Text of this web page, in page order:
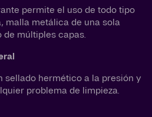
permite el uso de todo tipo
malla metálica de una sola
múltiples capas.
sellado hermético a la presión y
problema de limpieza.